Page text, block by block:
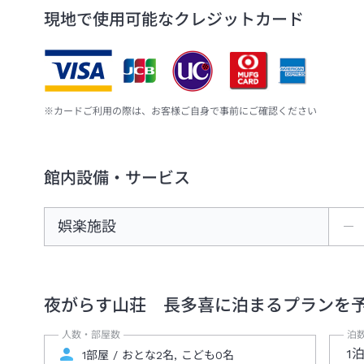
現地で使用可能なクレジットカード
※カードご利用の際は、お客様ご自身で事前にご確認ください
館内設備・サービス
娯楽施設 ―
夜がらす山荘 長多喜に泊まるプランを
人数・部屋数 泊
1泊